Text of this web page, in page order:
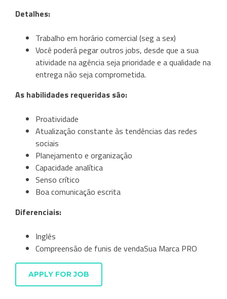
Detalhes:
Trabalho em horário comercial (seg a sex)
Você poderá pegar outros jobs, desde que a sua
atividade na agência seja prioridade e a qualidade na
entrega não seja comprometida.
As habilidades requeridas são:
Proatividade
Atualização constante às tendências das redes
sociais
Planejamento e organização
Capacidade analítica
Senso crítico
Boa comunicação escrita
Diferenciais:
Inglês
Compreensão de funis de vendaSua Marca PRO
APPLY FOR JOB